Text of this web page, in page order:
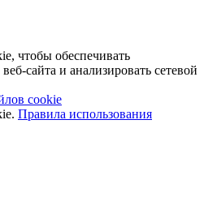
чтобы обеспечивать
сайта и анализировать сетевой
cookie
Правила использования